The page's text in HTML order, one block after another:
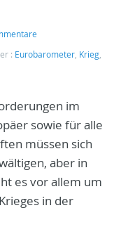
: Eurobarometer Krieg
im
sowie für alle
müssen sich
aber in
es vor allem um
in der